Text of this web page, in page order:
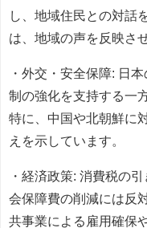
し、地域住民との対話
は、地域の声を反映さ
・外交・安全保障: 日
制の強化を支持する一
特に、中国や北朝鮮に
えを示しています。
・経済政策: 消費税の
会保障費の削減には反
共事業による雇用確保